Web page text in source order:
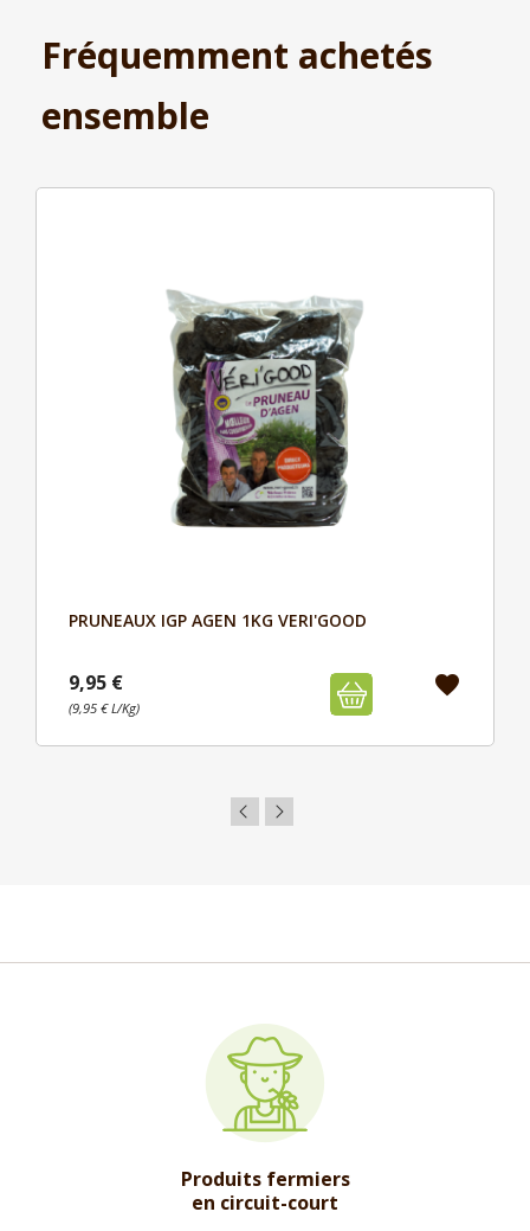
Fréquemment achetés
ensemble
Aperçu
PRUNEAUX IGP AGEN 1KG VERI'GOOD
9,95 €
(9,95 € L/Kg)
favorite
Produits fermiers
en circuit-court